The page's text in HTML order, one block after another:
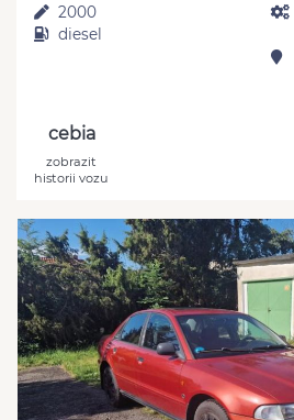
2000
diesel
cebia
zobrazit
historii vozu